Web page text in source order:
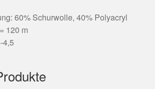
60% Schurwolle, 40% Polyacryl
120 m
4,5